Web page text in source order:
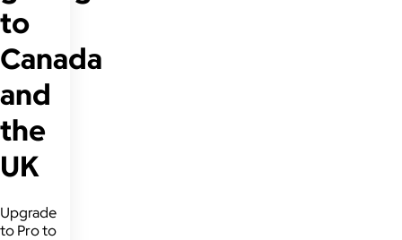
to
Canada
and
the
UK
Upgrade
to Pro to